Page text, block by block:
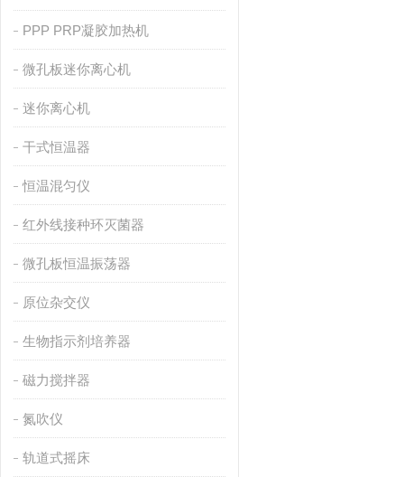
PPP PRP凝胶加热机
微孔板迷你离心机
迷你离心机
干式恒温器
恒温混匀仪
红外线接种环灭菌器
微孔板恒温振荡器
原位杂交仪
生物指示剂培养器
磁力搅拌器
氮吹仪
轨道式摇床